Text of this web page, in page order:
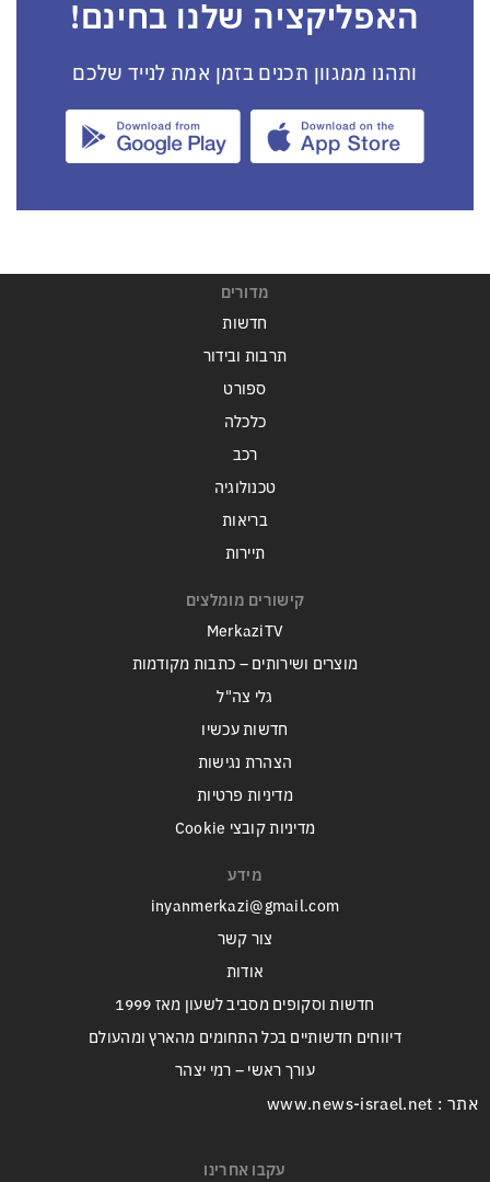
האפליקציה שלנו בחינם!
ותהנו ממגוון תכנים בזמן אמת לנייד שלכם
מדורים
חדשות
תרבות ובידור
ספורט
כלכלה
רכב
טכנולוגיה
בריאות
תיירות
קישורים מומלצים
MerkaziTV
מוצרים ושירותים – כתבות מקודמות
גלי צה"ל
חדשות עכשיו
הצהרת נגישות
מדיניות פרטיות
מדיניות קובצי Cookie
מידע
inyanmerkazi@gmail.com
צור קשר
אודות
חדשות וסקופים מסביב לשעון מאז 1999
דיווחים חדשותיים בכל התחומים מהארץ ומהעולם
עורך ראשי – רמי יצהר
אתר : www.news-israel.net
עקבו אחרינו